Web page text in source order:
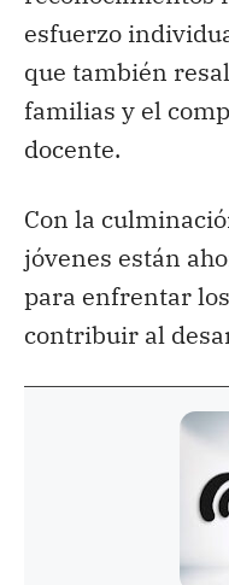
esfuerzo
que también
familias y el
docente.
Con la
jóvenes están
para enfrentar
contribuir al